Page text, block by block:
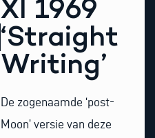
XI 1969
‘Straight
Writing’
De zogenaamde ‘post-
Moon’ versie van deze